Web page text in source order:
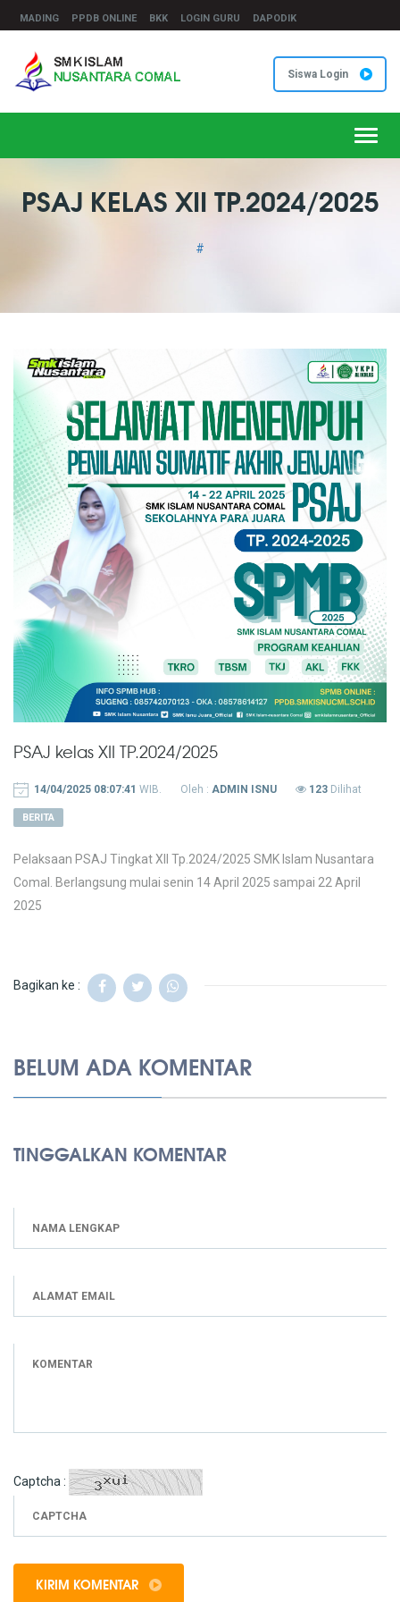
MADING PPDB ONLINE BKK LOGIN GURU DAPODIK
Siswa Login
PSAJ KELAS XII TP.2024/2025
#
PSAJ kelas XII TP.2024/2025
14/04/2025 08:07:41 WIB. Oleh : ADMIN ISNU 123 Dilihat
BERITA
Pelaksaan PSAJ Tingkat XII Tp.2024/2025 SMK Islam Nusantara
Comal. Berlangsung mulai senin 14 April 2025 sampai 22 April
2025
Bagikan ke :
BELUM ADA KOMENTAR
TINGGALKAN KOMENTAR
Captcha :
KIRIM KOMENTAR